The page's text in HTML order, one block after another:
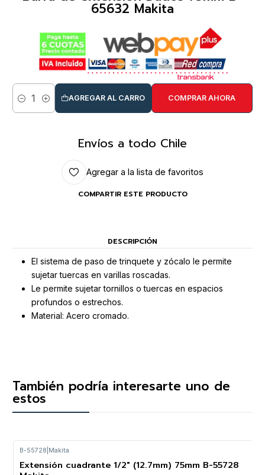
65632 Makita
Cantidad
AGREGAR AL CARRO COMPRAR AHORA
Envíos a todo Chile
Agregar a la lista de favoritos
COMPARTIR ESTE PRODUCTO
DESCRIPCIÓN
El sistema de paso de trinquete y zócalo le permite
sujetar tuercas en varillas roscadas.
Le permite sujetar tornillos o tuercas en espacios
profundos o estrechos.
Material: Acero cromado.
También podría interesarte uno de
estos
B-55728 Makita
Extensión cuadrante 1/2" (12.7mm) 75mm B-55728